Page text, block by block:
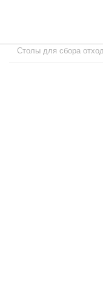
Столы для сбора